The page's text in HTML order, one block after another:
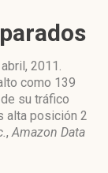
2011.
como 139
su tráfico
alta posición 2
,Amazon Data